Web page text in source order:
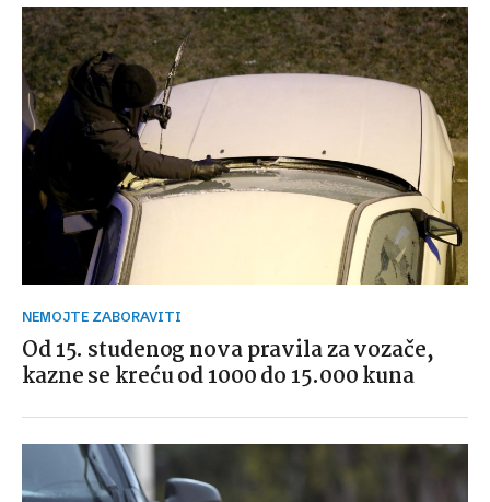
NEMOJTE ZABORAVITI
Od 15. studenog nova pravila za vozače,
kazne se kreću od 1000 do 15.000 kuna